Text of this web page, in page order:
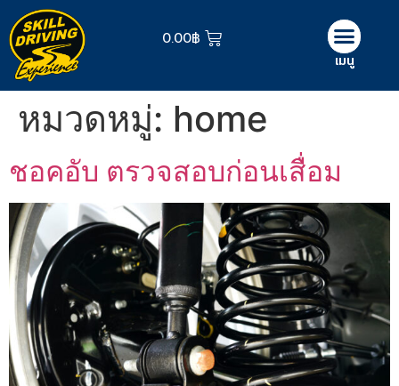
0.00฿
เมนู
หมวดหมู่: home
ชอคอับ ตรวจสอบก่อนเสื่อม